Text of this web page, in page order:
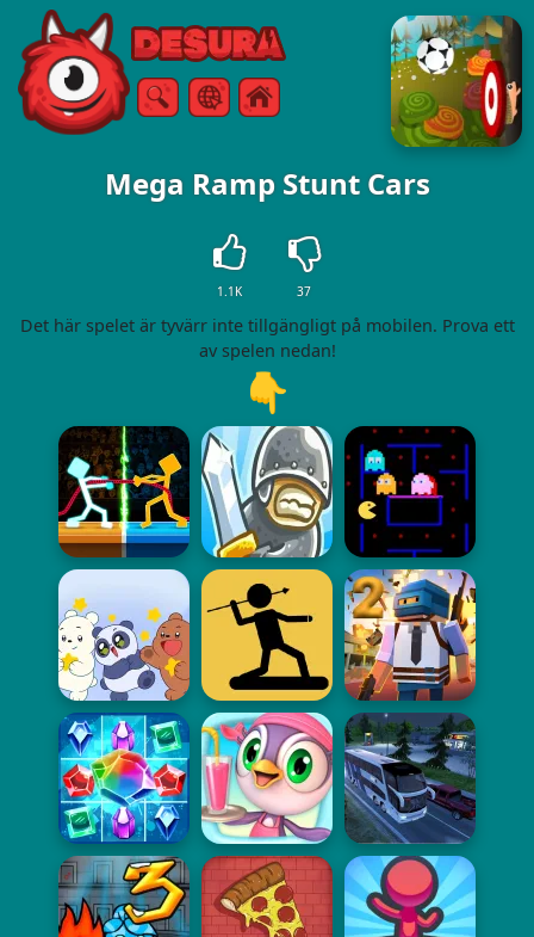
Free Online Games
Sök Meny
Mega Ramp Stunt Cars
1.1K 37
Det här spelet är tyvärr inte tillgängligt på mobilen. Prova ett
av spelen nedan!
👇